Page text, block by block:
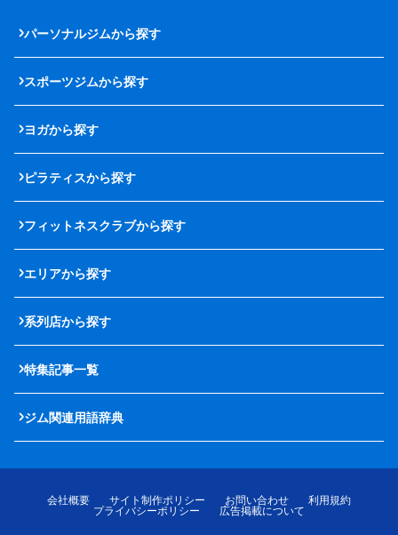
パーソナルジムから探す
スポーツジムから探す
ヨガから探す
ピラティスから探す
フィットネスクラブから探す
エリアから探す
系列店から探す
特集記事一覧
ジム関連用語辞典
会社概要 サイト制作ポリシー お問い合わせ
利用規約
プライバシーポリシー
広告掲載について